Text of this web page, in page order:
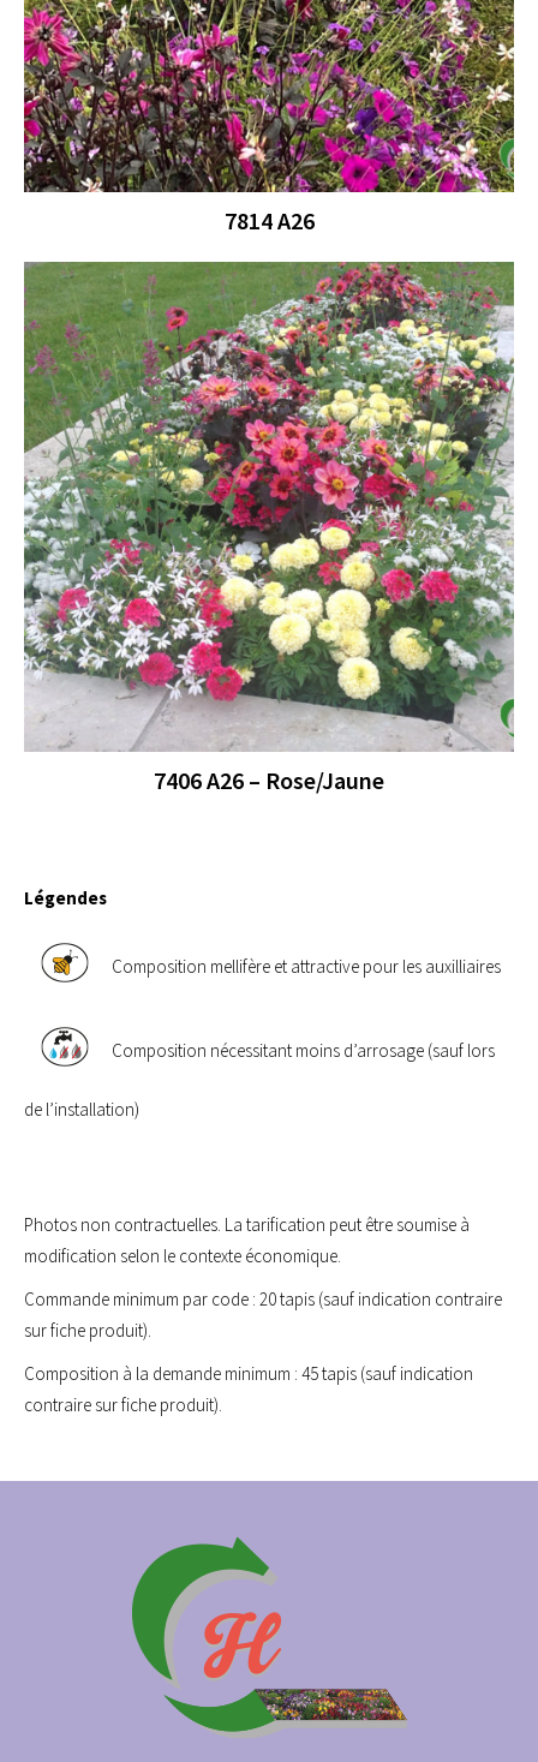
7814 A26
7406 A26 – Rose/Jaune
Légendes
Composition mellifère et attractive pour les auxilliaires
Composition nécessitant moins d’arrosage (sauf lors
de l’installation)
Photos non contractuelles. La tarification peut être soumise à
modification selon le contexte économique.
Commande minimum par code : 20 tapis (sauf indication contraire
sur fiche produit).
Composition à la demande minimum : 45 tapis (sauf indication
contraire sur fiche produit).